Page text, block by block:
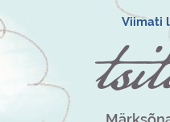
Viimati